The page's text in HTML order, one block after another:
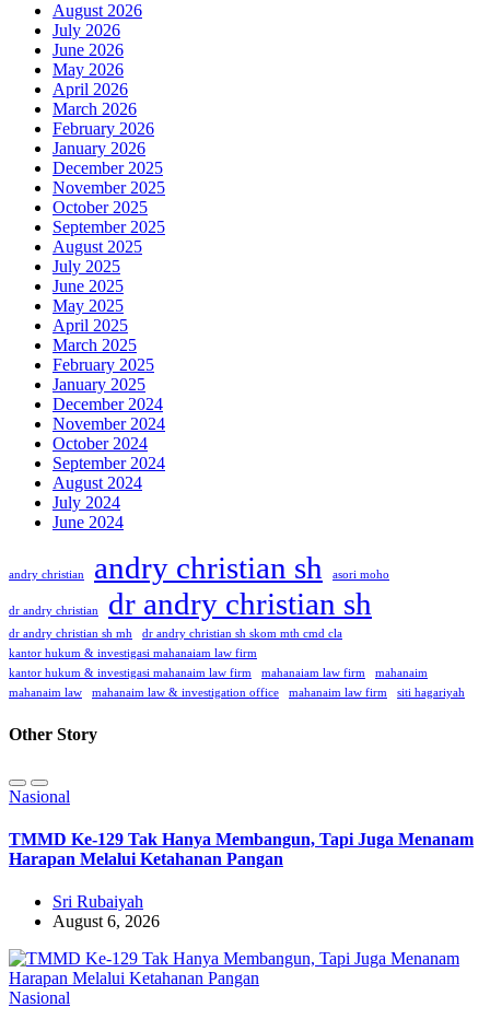
August 2026
July 2026
June 2026
May 2026
April 2026
March 2026
February 2026
January 2026
December 2025
November 2025
October 2025
September 2025
August 2025
July 2025
June 2025
May 2025
April 2025
March 2025
February 2025
January 2025
December 2024
November 2024
October 2024
September 2024
August 2024
July 2024
June 2024
andry christian andry christian sh asori moho
dr andry christian dr andry christian sh
dr andry christian sh mh
dr andry christian sh skom mth cmd cla
kantor hukum & investigasi mahanaiam law firm
kantor hukum & investigasi mahanaim law firm
mahanaiam law firm
mahanaim
mahanaim law
mahanaim law & investigation office mahanaim law firm siti hagariyah
Other Story
Nasional
TMMD Ke-129 Tak Hanya Membangun, Tapi Juga Menanam
Harapan Melalui Ketahanan Pangan
Sri Rubaiyah
August 6, 2026
Nasional